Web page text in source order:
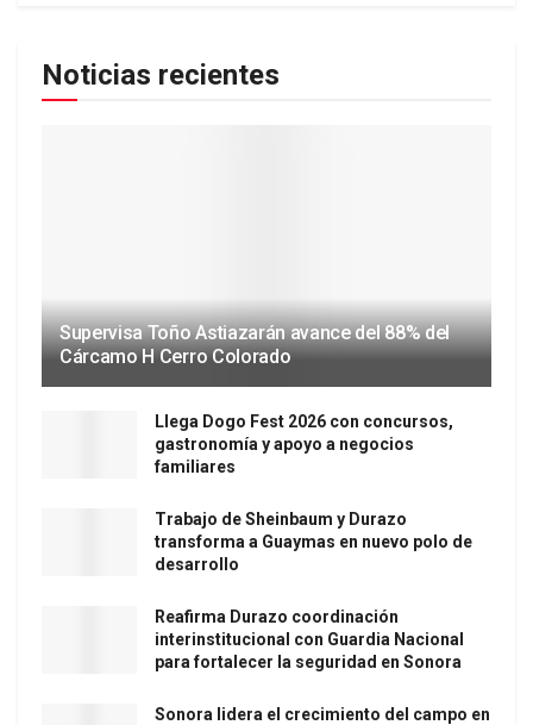
Noticias recientes
Supervisa Toño Astiazarán avance del 88% del
Cárcamo H Cerro Colorado
Llega Dogo Fest 2026 con concursos,
gastronomía y apoyo a negocios
familiares
Trabajo de Sheinbaum y Durazo
transforma a Guaymas en nuevo polo de
desarrollo
Reafirma Durazo coordinación
interinstitucional con Guardia Nacional
para fortalecer la seguridad en Sonora
Sonora lidera el crecimiento del campo en